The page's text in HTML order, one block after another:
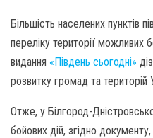
Більшість населених пунктів
переліку території можливих
видання «Південь сьогодні»
розвитку громад та територій
Отже, у Білгород-
бойових дій, згідно